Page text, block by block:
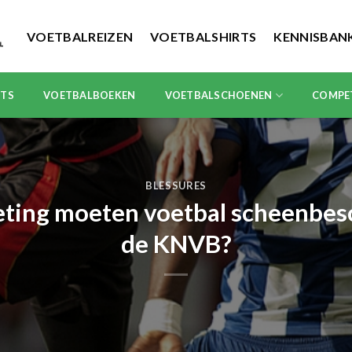
VOETBALREIZEN VOETBALSHIRTS
VOETBALBOEKEN VOETBALSCHOENEN
BLESSURES
moeten voetbal
de KNVB?